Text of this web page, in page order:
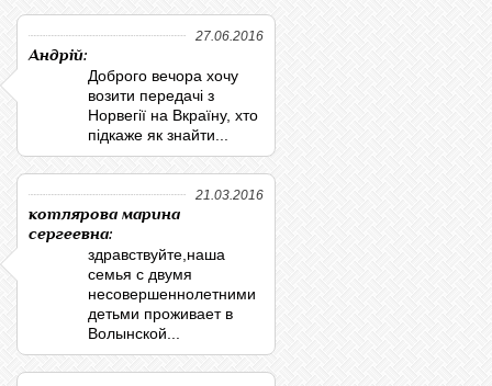
27.06.2016
Андрій:
Доброго вечора хочу
возити передачі з
Норвегії на Вкраїну, хто
підкаже як знайти...
21.03.2016
котлярова марина
сергеевна:
здравствуйте,наша
семья с двумя
несовершеннолетними
детьми проживает в
Волынской...